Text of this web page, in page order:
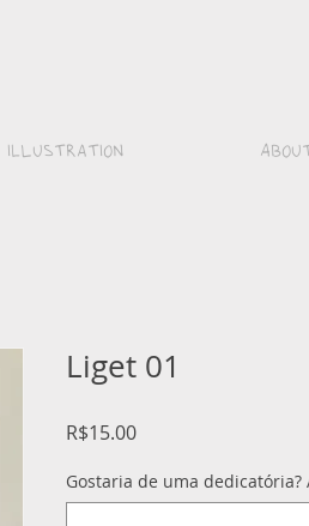
iLlustration
Liget 01
R$15.00Price
Gostaria de uma dedicatória?